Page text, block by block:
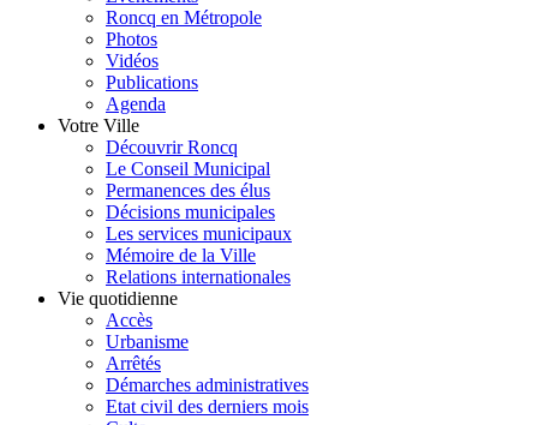
Roncq en Métropole
Photos
Vidéos
Publications
Agenda
Votre Ville
Découvrir Roncq
Le Conseil Municipal
Permanences des élus
Décisions municipales
Les services municipaux
Mémoire de la Ville
Relations internationales
Vie quotidienne
Accès
Urbanisme
Arrêtés
Démarches administratives
Etat civil des derniers mois